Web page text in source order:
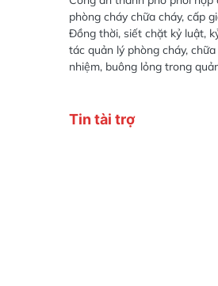
Công an thành phố phối
phòng cháy chữa cháy, cấp
Đồng thời, siết chặt kỷ luật,
tác quản lý phòng cháy,
nhiệm, buông lỏng trong